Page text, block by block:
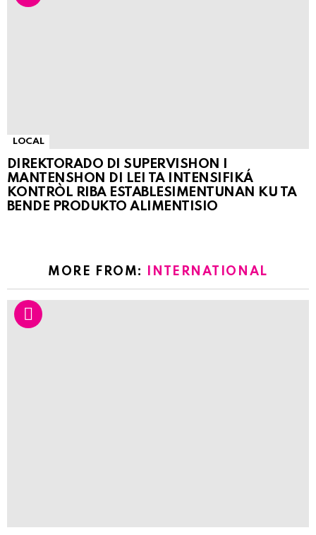
LOCAL
DIREKTORADO DI SUPERVISHON I
MANTENSHON DI LEI TA INTENSIFIKÁ
KONTRÒL RIBA ESTABLESIMENTUNAN KU TA
BENDE PRODUKTO ALIMENTISIO
MORE FROM: INTERNATIONAL